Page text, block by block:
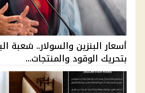
أسعار البنزين والسولار.. شعبة
بتحريك الوقود والمنتجات...